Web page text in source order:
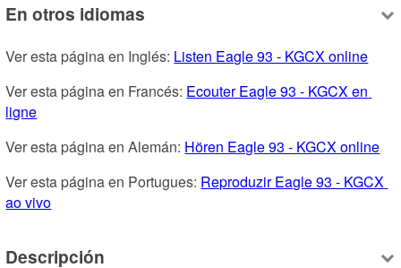
En otros idiomas
Ver esta página en Inglés: Listen Eagle 93 - KGCX online
Ver esta página en Francés: Ecouter Eagle 93 - KGCX en
ligne
Ver esta página en Alemán: Hören Eagle 93 - KGCX online
Ver esta página en Portugues: Reproduzir Eagle 93 - KGCX
ao vivo
Descripción